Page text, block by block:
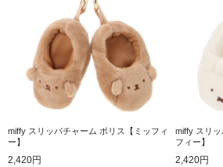
miffy スリッパチャーム ボリス【ミッフィ
ー】
2,420円
miffy スリ
フィー】
2,420円